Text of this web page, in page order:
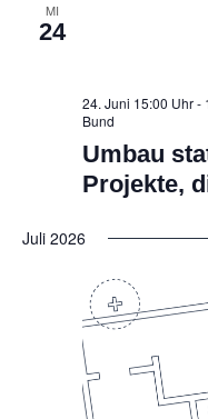
MI
24
24. Juni 15:00 Uhr -
Bund
Umbau
Projekte,
Juli 2026